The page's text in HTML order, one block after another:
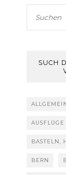
SUCH
BASTELN,
BERN